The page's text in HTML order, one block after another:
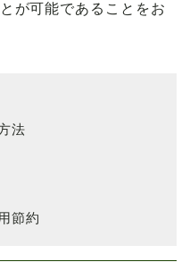
が可能であることをお
法
節約